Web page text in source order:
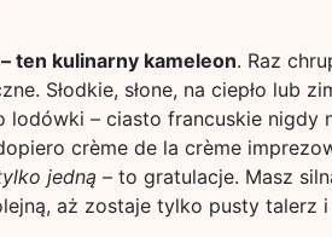
ten kulinarny kameleon. Raz
Słodkie, słone, na ciepło lub
lodówki – ciasto francuskie nigdy
crème de la crème
jedną – to gratulacje. Masz
aż zostaje tylko pusty talerz